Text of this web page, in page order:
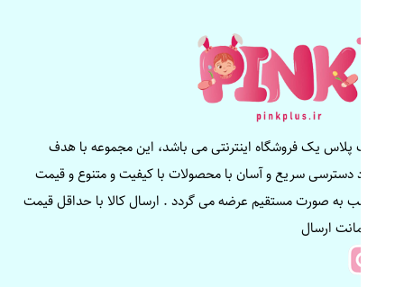
پینک پلاس یک فروشگاه اینترنتی می باشد، این مجموعه با هدف
ایجاد دسترسی سریع و آسان با محصولات با کیفیت و متنوع و قیمت
مناسب به صورت مستقیم عرضه می گردد . ارسال کالا با حداقل قیمت
و ضمانت ارسال